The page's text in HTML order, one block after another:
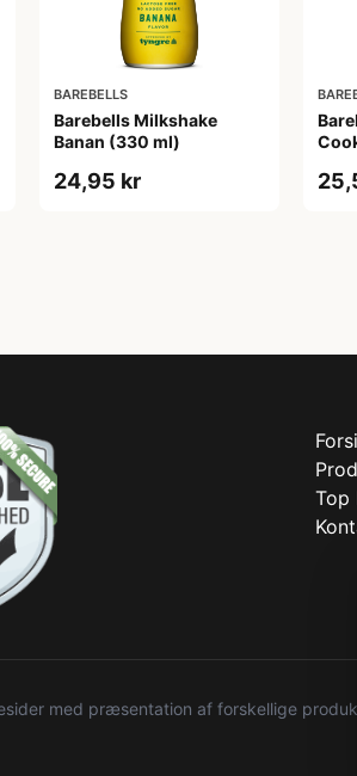
BAREBELLS
Barebells Milkshake
Banan (330 ml)
24,95 kr
Top
med præsentation af forskellige